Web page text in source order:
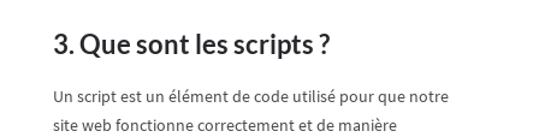
3. Que sont les scripts ?
Un script est un élément de code utilisé pour que notre
site web fonctionne correctement et de manière